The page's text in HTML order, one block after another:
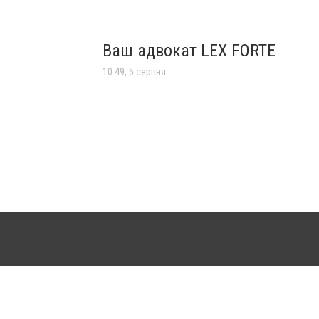
Ваш адвокат LEX FORTE
10:49, 5 серпня